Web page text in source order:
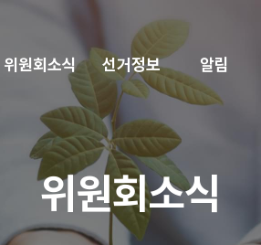
위원회소식 선거정보 알림
위원회소식